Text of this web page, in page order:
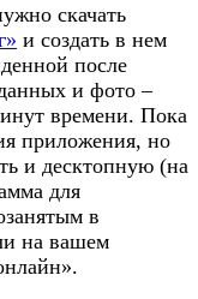
скачать
» и создать в нем
после
и фото –
времени. Пока
приложения, но
и десктопную (на
для
в
на вашем